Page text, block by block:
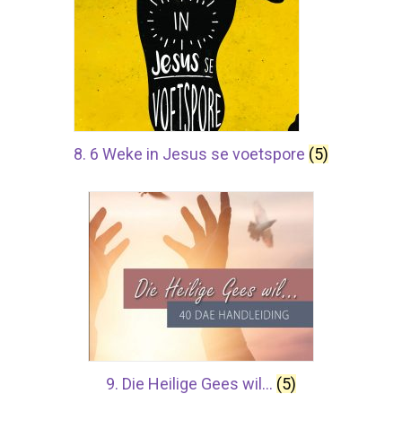
8. 6 Weke in Jesus se voetspore (5)
9. Die Heilige Gees wil… (5)